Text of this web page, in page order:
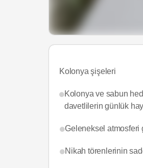
Kolonya şişeleri
Kolonya ve sabun
davetlilerin günlük
Geleneksel atmosferi
Nikah törenlerinin